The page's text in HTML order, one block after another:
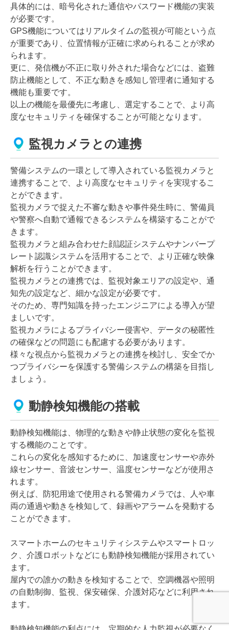
具体的には、暗号化された通信やパスワード機能の実装
が必要です。
GPS機能についてはリアルタイムの監視が可能という点
が重要であり、位置情報が正確に求められることが求め
られます。
更に、発信機が不正に取り外された場合などには、盗難
防止機能として、不正な動きを感知し管理者に通知する
機能も重要です。
以上の機能を最優先に考慮し、選定することで、より高
度なセキュリティを確保することが可能となります。
監視カメラとの連携
警備システムの一環として導入されている監視カメラと
連携することで、より高度なセキュリティを実現するこ
とができます。
監視カメラで捉えた不審な動きや事件発生時に、警備員
や警察へ自動で通報できるシステムを構築することがで
きます。
監視カメラと組み合わせた顔認証システムやナンバープ
レート認識システムを活用することで、より正確な映像
解析を行うことができます。
監視カメラとの連携では、監視対象エリアの設定や、通
知先の設定など、細かな設定が必要です。
そのため、専門知識を持ったエンジニアによる導入が望
ましいです。
監視カメラによるプライバシー侵害や、データの秘匿性
の確保などの問題にも配慮する必要があります。
様々な視点から監視カメラとの連携を検討し、安全でか
つプライバシーを保護する警備システムの構築を目指し
ましょう。
動静検知機能の搭載
動静検知機能は、物理的な動きや静止状態の変化を監視
する機能のことです。
これらの変化を感知するために、加速度センサーや赤外
線センサー、音波センサー、温度センサーなどが使用さ
れます。
例えば、防犯用途で使用される警備カメラでは、人や車
両の通過や動きを検知して、録画やアラームを発動する
ことができます。
スマートホームのセキュリティシステムやスマートロッ
ク、介護ロボットなどにも動静検知機能が採用されてい
ます。
屋内での誰かの動きを検知することで、空調機器や照明
の自動制御、監視、保安確保、介護対応などに利用され
ます。